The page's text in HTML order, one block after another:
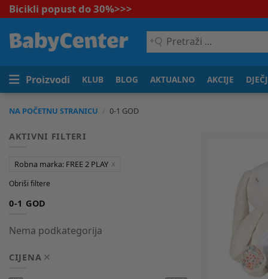
Bicikli popust do 30%>>>
Pretraži
...
Proizvodi KLUB BLOG AKTUALNO AKCIJE
NA POČETNU STRANICU / 0-1 GOD
AKTIVNI FILTERI
Robna marka: FREE 2 PLAY
Obriši filtere
0-1 GOD
Nema podkategorija
CIJENA